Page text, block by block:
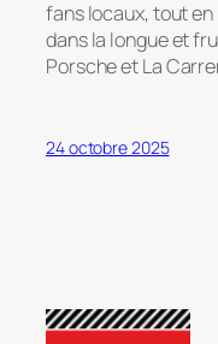
fans locaux, tout
dans la longue et
Porsche et La
24 octobre 2025